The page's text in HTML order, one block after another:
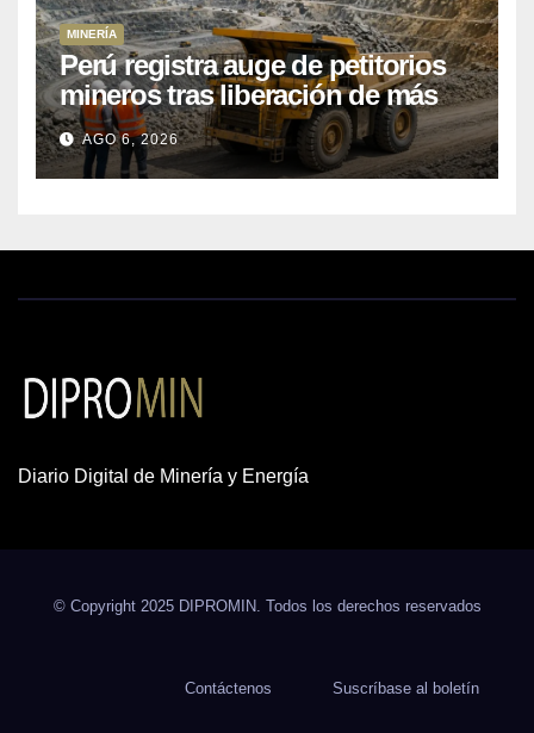
MINERÍA
Perú registra auge de petitorios
mineros tras liberación de más
de mil concesiones para explorar
cobre y oro
AGO 6, 2026
Diario Digital de Minería y Energía
© Copyright 2025 DIPROMIN. Todos los derechos reservados
Contáctenos Suscríbase al boletín